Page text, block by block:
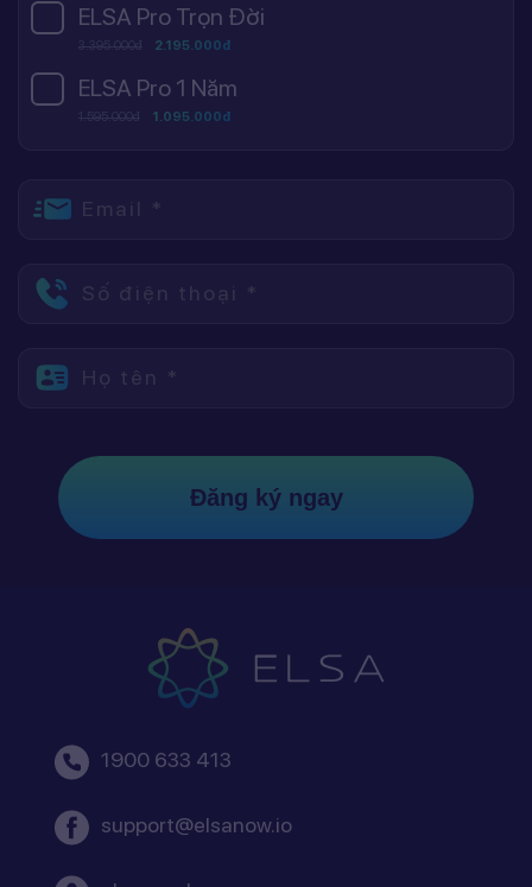
ELSA Pro Trọn Đời
3.395.000đ 2.195.000đ
ELSA Pro 1 Năm
1.595.000đ 1.095.000đ
Email *
Số điện thoại *
Họ tên *
Đăng ký ngay
1900 633 413
support@elsanow.io